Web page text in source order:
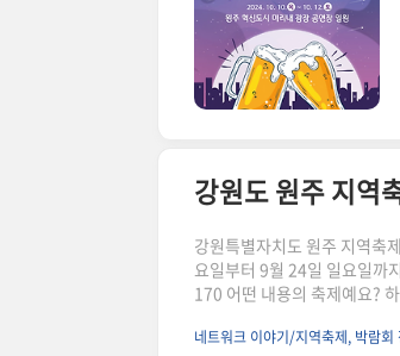
강원도 원주 지역
강원특별자치도 원주 지역축
요일부터 9월 24일 일요일까
170 어떤 내용의 축제예요?
네트워크 이야기/지역축제, 박람회